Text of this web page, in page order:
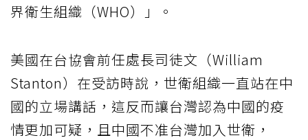
界衛生組織（WHO）」。
美國在台協會前任處長司徒文（William
Stanton）在受訪時說，世衛組織一直站在中
國的立場講話，這反而讓台灣認為中國的疫
情更加可疑，且中國不准台灣加入世衛，